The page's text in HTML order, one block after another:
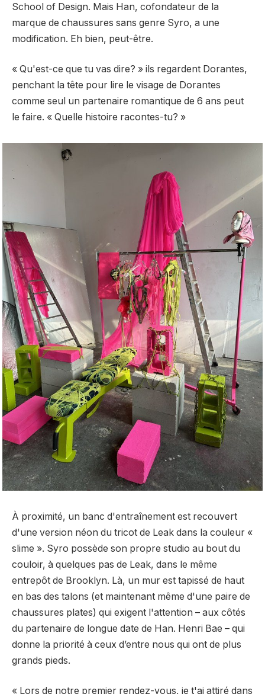
School of Design. Mais Han, cofondateur de la
marque de chaussures sans genre Syro, a une
modification. Eh bien, peut-être.
« Qu'est-ce que tu vas dire? » ils regardent Dorantes,
penchant la tête pour lire le visage de Dorantes
comme seul un partenaire romantique de 6 ans peut
le faire. « Quelle histoire racontes-tu? »
À proximité, un banc d'entraînement est recouvert
d'une version néon du tricot de Leak dans la couleur «
slime ». Syro possède son propre studio au bout du
couloir, à quelques pas de Leak, dans le même
entrepôt de Brooklyn. Là, un mur est tapissé de haut
en bas des talons (et maintenant même d'une paire de
chaussures plates) qui exigent l'attention – aux côtés
du partenaire de longue date de Han. Henri Bae – qui
donne la priorité à ceux d’entre nous qui ont de plus
grands pieds.
« Lors de notre premier rendez-vous, je t'ai attiré dans